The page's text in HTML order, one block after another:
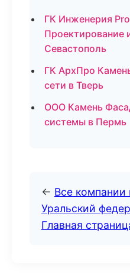
ГК Инженерия
Проектирование
Севастополь
ГК АрхПро
сети в Тверь
ООО Камень
системы в Пермь
← Все компании
Уральский
Главная